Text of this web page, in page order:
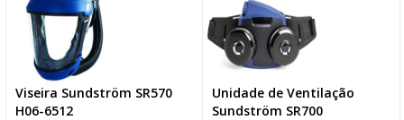
Viseira Sundström SR570
H06-6512
Unidade de Ventilação
Sundström SR700